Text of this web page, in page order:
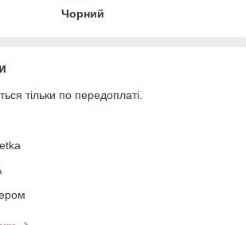
Чорний
тільки по передоплаті.